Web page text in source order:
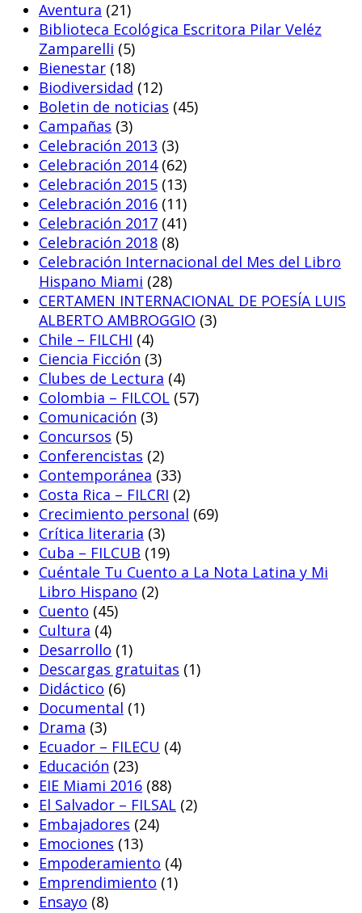
Aventura (21)
Biblioteca Ecológica Escritora Pilar Veléz
Zamparelli (5)
Bienestar (18)
Biodiversidad (12)
Boletin de noticias (45)
Campañas (3)
Celebración 2013 (3)
Celebración 2014(62)
Celebración 2015 (13)
Celebración 2016 (11)
Celebración 2017 (41)
Celebración 2018 (8)
Celebración Internacional del Mes del Libro
Hispano Miami (28)
CERTAMEN INTERNACIONAL DE POESÍA LUIS
ALBERTO AMBROGGIO (3)
Chile – FILCHI (4)
Ciencia Ficción (3)
Clubes de Lectura (4)
Colombia – FILCOL (57)
Comunicación (3)
Concursos (5)
Conferencistas (2)
Contemporánea (33)
Costa Rica – FILCRI (2)
Crecimiento personal (69)
Crítica literaria (3)
Cuba – FILCUB (19)
Cuéntale Tu Cuento a La Nota Latina y Mi
Libro Hispano (2)
Cuento (45)
Cultura (4)
Desarrollo (1)
Descargas gratuitas (1)
Didáctico (6)
Documental (1)
Drama (3)
Ecuador – FILECU (4)
Educación (23)
EIE Miami 2016 (88)
El Salvador – FILSAL (2)
Embajadores (24)
Emociones (13)
Empoderamiento (4)
Emprendimiento (1)
Ensayo (8)